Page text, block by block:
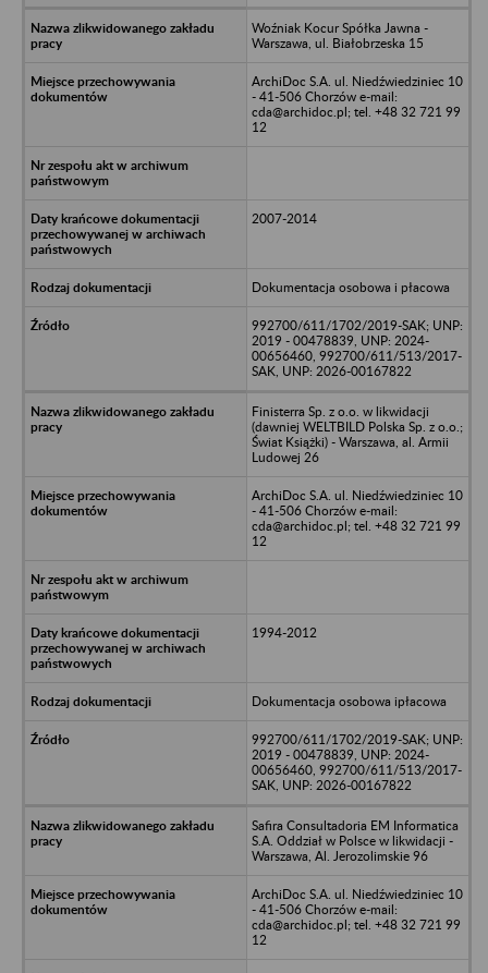
Woźniak Kocur Spółka Jawna -
Warszawa, ul. Białobrzeska 15
ArchiDoc S.A. ul. Niedźwiedziniec 10
- 41-506 Chorzów e-mail:
cda@archidoc.pl; tel. +48 32 721 99
12
2007-2014
Dokumentacja osobowa i płacowa
992700/611/1702/2019-SAK; UNP:
2019 - 00478839, UNP: 2024-
00656460, 992700/611/513/2017-
SAK, UNP: 2026-00167822
Finisterra Sp. z o.o. w likwidacji
(dawniej WELTBILD Polska Sp. z o.o.;
Świat Książki) - Warszawa, al. Armii
Ludowej 26
ArchiDoc S.A. ul. Niedźwiedziniec 10
- 41-506 Chorzów e-mail:
cda@archidoc.pl; tel. +48 32 721 99
12
1994-2012
Dokumentacja osobowa ipłacowa
992700/611/1702/2019-SAK; UNP:
2019 - 00478839, UNP: 2024-
00656460, 992700/611/513/2017-
SAK, UNP: 2026-00167822
Safira Consultadoria EM Informatica
S.A. Oddział w Polsce w likwidacji -
Warszawa, Al. Jerozolimskie 96
ArchiDoc S.A. ul. Niedźwiedziniec 10
- 41-506 Chorzów e-mail:
cda@archidoc.pl; tel. +48 32 721 99
12